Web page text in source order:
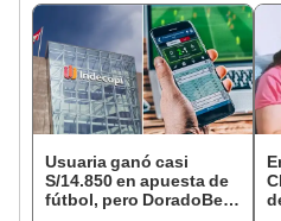
Usuaria ganó casi
S/14.850 en apuesta de
fútbol, pero DoradoBet